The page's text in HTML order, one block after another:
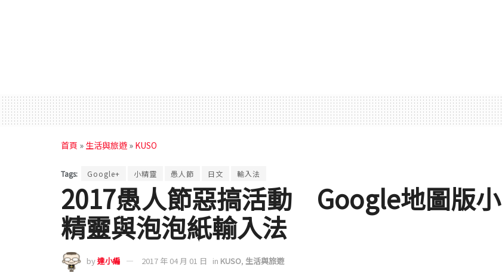
首頁 » 生活與旅遊 » KUSO
Tags: Google+ 小精靈 愚人節 日文 輸入法
2017愚人節惡搞活動 Google地圖版小
精靈與泡泡紙輸入法
by達小編 2017 年 04 月 01 日 in KUSO, 生活與旅遊